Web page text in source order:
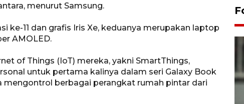
menurut Samsung.
ke-11 dan grafis Iris Xe, keduanya merupakan laptop
AMOLED.
of Things (IoT) mereka, yakni SmartThings,
untuk pertama kalinya dalam seri Galaxy Book
mengontrol berbagai perangkat rumah pintar dari